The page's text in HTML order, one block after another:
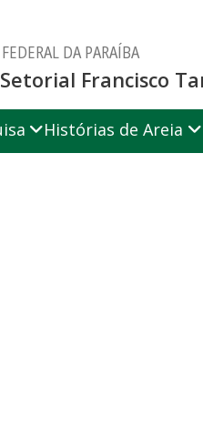
DA PARAÍBA
Francisco
Histórias de Areia